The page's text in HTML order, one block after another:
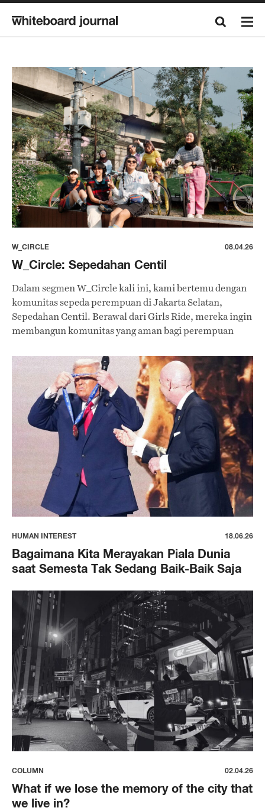
W_CIRCLE 08.04.26
W_Circle: Sepedahan Centil
Dalam segmen W_Circle kali ini, kami bertemu dengan
komunitas sepeda perempuan di Jakarta Selatan,
Sepedahan Centil. Berawal dari Girls Ride, mereka ingin
membangun komunitas yang aman bagi perempuan
HUMAN INTEREST 18.06.26
Bagaimana Kita Merayakan Piala Dunia
saat Semesta Tak Sedang Baik-Baik Saja
COLUMN 02.04.26
What if we lose the memory of the city that
we live in?